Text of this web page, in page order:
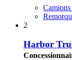
Camions
2
Harbor